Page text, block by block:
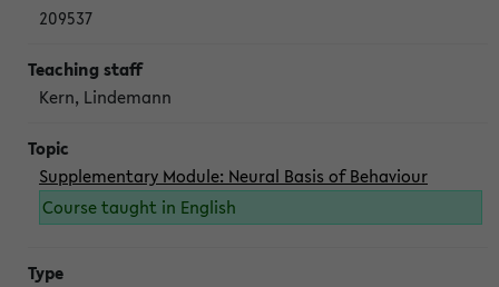
209537
Kern, Lindemann
Supplementary Module: Neural Basis of Behaviour
Course taught in English